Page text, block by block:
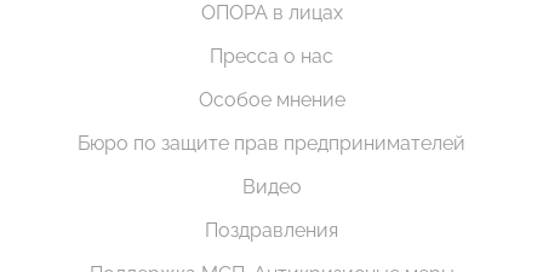
ОПОРА в лицах
Пресса о нас
Особое мнение
Бюро по защите прав предпринимателей
Видео
Поздравления